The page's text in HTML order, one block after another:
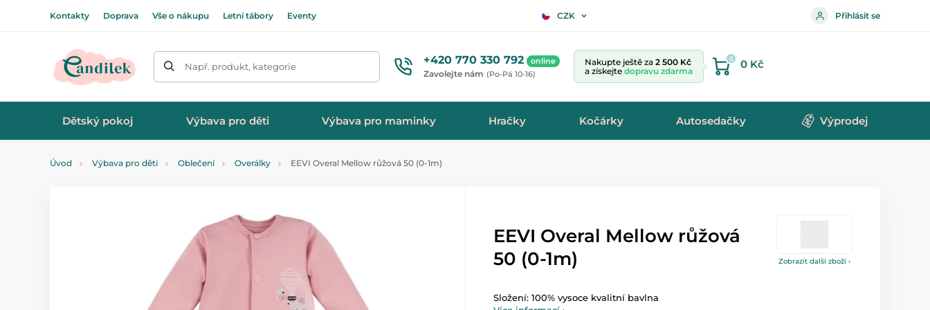
Kontakty Doprava Vše o nákupu Letní tábory Eventy CZK Přihlásit se
Např. produkt, kategorie +420 770 330 792 online
Zavolejte nám (Po-Pá 10-16)
Nakupte ještě za 2 500 Kč
a získejte dopravu zdarma
0 0 Kč
Dětský pokoj Výbava pro děti Výbava pro maminky Hračky Kočárky Autosedačky Výprodej
Úvod Výbava pro děti Oblečení Overálky EEVI Overal Mellow růžová 50 (0-1m)
Zobrazit další zboží ›
EEVI Overal Mellow růžová
50 (0-1m)
Složení: 100% vysoce kvalitní bavlna